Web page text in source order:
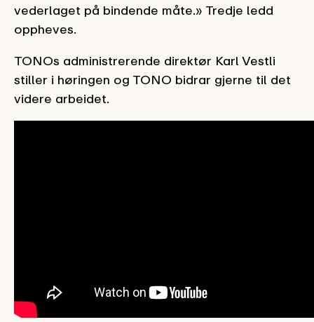
vederlaget på bindende måte.» Tredje ledd
oppheves.
TONOs administrerende direktør Karl Vestli
stiller i høringen og TONO bidrar gjerne til det
videre arbeidet.